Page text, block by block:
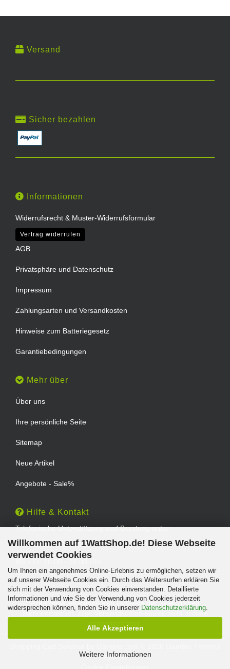
Willkommen auf 1WattShop.de! Diese Webseite
verwendet Cookies
Um Ihnen ein angenehmes Online-Erlebnis zu ermöglichen, setzen wir
auf unserer Webseite Cookies ein. Durch das Weitersurfen erklären Sie
sich mit der Verwendung von Cookies einverstanden. Detaillierte
Informationen und wie Sie der Verwendung von Cookies jederzeit
widersprechen können, finden Sie in unserer Datenschutzerklärung.
Alle Akzeptieren
Weitere Informationen
Versand
Sicher bezahlen
Informationen
Widerrufsrecht & Muster-Widerrufsformular
Vertrag widerrufen
AGB
Privatsphäre und Datenschutz
Impressum
Zahlungsarten und Versandkosten
Hinweise zum Batteriegesetz
Garantiebedingungen
Mehr über
Über uns
Ihre persönliche Seite
Sitemap
Neue Artikel
Angebote - Sale%
Hilfe & Kontakt
Telefonische Unterstützung und Beratung unter:
TEL: 0202 - 29994539
Geprüfter Online Shop mit Geld-zurück-Garantie.
Alle Preise verstehen sich inklusive der gesetzlichen
Mehrwertsteuer, zzgl.
soweit nicht anders
Xycons